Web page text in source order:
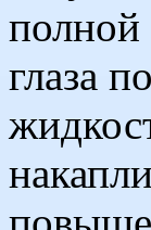
полной
глаза